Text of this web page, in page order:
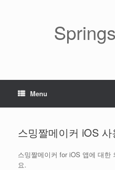
Menu
스밍짤메이커 iOS 사
스밍짤메이커 for iOS 앱에 대한
요.